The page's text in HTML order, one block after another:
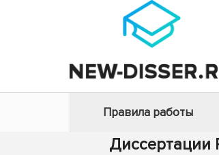
Правила работы
Диссертации